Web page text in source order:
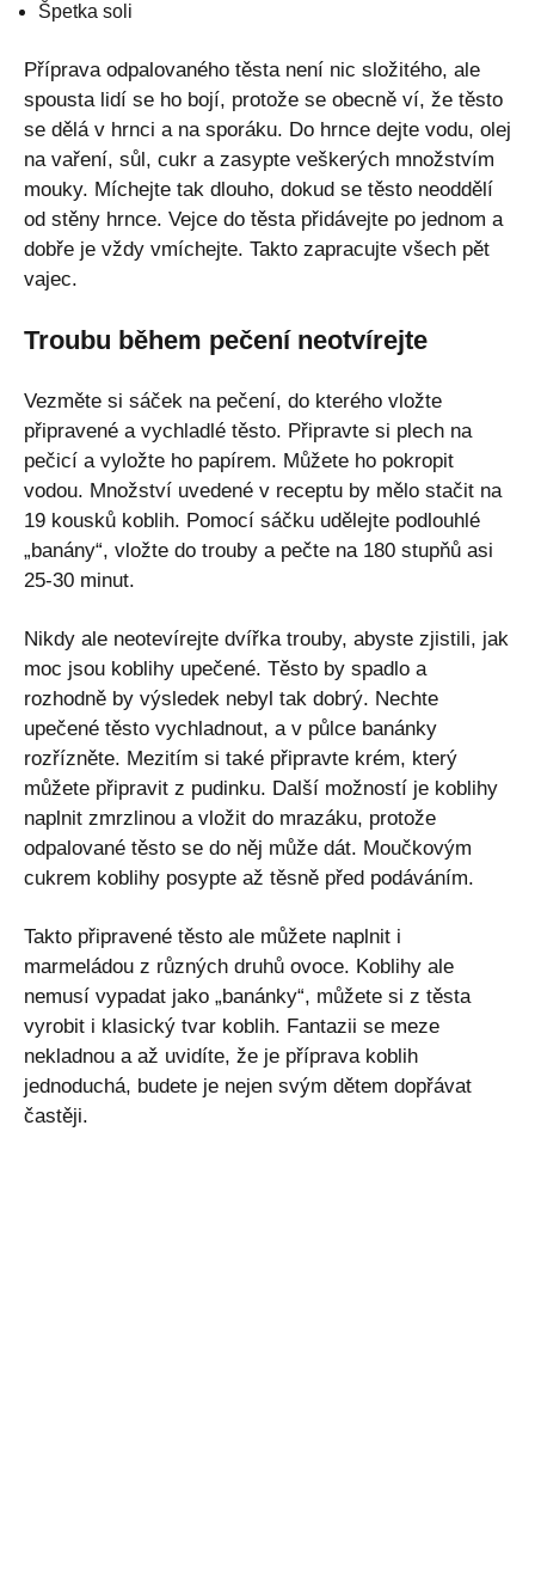
Špetka soli
Příprava odpalovaného těsta není nic složitého, ale
spousta lidí se ho bojí, protože se obecně ví, že těsto
se dělá v hrnci a na sporáku. Do hrnce dejte vodu, olej
na vaření, sůl, cukr a zasypte veškerých množstvím
mouky. Míchejte tak dlouho, dokud se těsto neoddělí
od stěny hrnce. Vejce do těsta přidávejte po jednom a
dobře je vždy vmíchejte. Takto zapracujte všech pět
vajec.
Troubu během pečení neotvírejte
Vezměte si sáček na pečení, do kterého vložte
připravené a vychladlé těsto. Připravte si plech na
pečicí a vyložte ho papírem. Můžete ho pokropit
vodou. Množství uvedené v receptu by mělo stačit na
19 kousků koblih. Pomocí sáčku udělejte podlouhlé
„banány“, vložte do trouby a pečte na 180 stupňů asi
25-30 minut.
Nikdy ale neotevírejte dvířka trouby, abyste zjistili, jak
moc jsou koblihy upečené. Těsto by spadlo a
rozhodně by výsledek nebyl tak dobrý. Nechte
upečené těsto vychladnout, a v půlce banánky
rozřízněte. Mezitím si také připravte krém, který
můžete připravit z pudinku. Další možností je koblihy
naplnit zmrzlinou a vložit do mrazáku, protože
odpalované těsto se do něj může dát. Moučkovým
cukrem koblihy posypte až těsně před podáváním.
Takto připravené těsto ale můžete naplnit i
marmeládou z různých druhů ovoce. Koblihy ale
nemusí vypadat jako „banánky“, můžete si z těsta
vyrobit i klasický tvar koblih. Fantazii se meze
nekladnou a až uvidíte, že je příprava koblih
jednoduchá, budete je nejen svým dětem dopřávat
častěji.